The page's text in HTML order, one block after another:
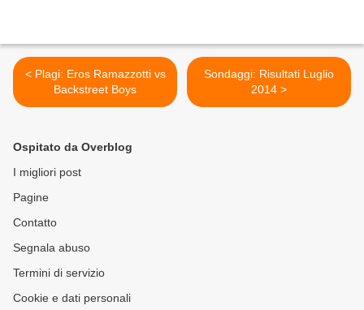
< Plagi: Eros Ramazzotti vs
Backstreet Boys
Sondaggi: Risultati Luglio
2014 >
Ospitato da Overblog
I migliori post
Pagine
Contatto
Segnala abuso
Termini di servizio
Cookie e dati personali